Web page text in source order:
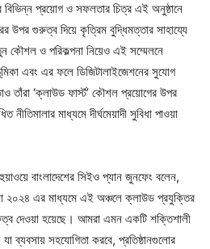
প্রয়োগ ও সফলতার চিত্র এই অনুষ্ঠানে
উপর গুরুত্ব দিয়ে কৃত্রিম বুদ্ধিমত্তার সাহায্যে
ও পরিকল্পনা নিয়েও এই সম্মেলনে
এবং এর ফলে ডিজিটালাইজেশনের সুযোগ
তাঁরা ‘ক্লাউড ফার্স্ট’ কৌশল প্রয়োগের উপর
মাধ্যমে দীর্ঘমেয়াদী সুবিধা পাওয়া
বাংলাদেশের সিইও প্যান জুনফেং বলেন,
২০২৪ এর মাধ্যমে এই অঞ্চলে ক্লাউড প্রযুক্তির
দেওয়া হয়েছে। আমরা এমন একটি শক্তিশালী
ব্যবসায় সহযোগিতা করবে, প্রতিষ্ঠানগুলোর